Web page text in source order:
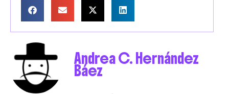
Andrea C. Hernández
Báez